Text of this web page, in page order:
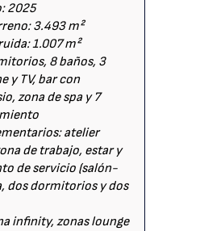
2025
3.493 m²
1.007 m²
8 baños, 3
y TV, bar con
zona de spa y 7
atelier
de trabajo, estar y
de servicio (salón-
dos dormitorios y dos
infinity, zonas lounge